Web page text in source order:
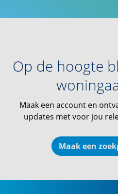
Op de hoogte
Maak een account en
updates met voor jou
Maak een